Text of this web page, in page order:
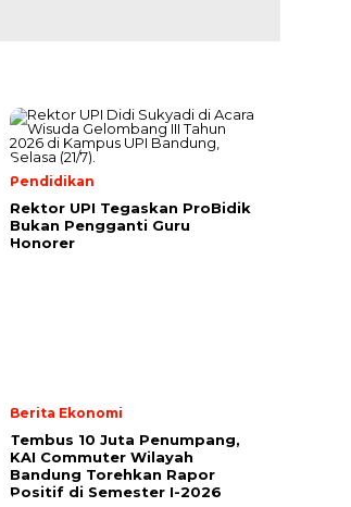
Pendidikan
Rektor UPI Tegaskan ProBidik
Bukan Pengganti Guru
Honorer
Berita Ekonomi
Tembus 10 Juta Penumpang,
KAI Commuter Wilayah
Bandung Torehkan Rapor
Positif di Semester I-2026